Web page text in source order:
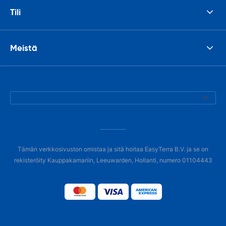
Tili
Meistä
Tämän verkkosivuston omistaa ja sitä hoitaa EasyTerra B.V. ja se on
rekisteröity Kauppakamariin, Leeuwarden, Hollanti, numero 01104443